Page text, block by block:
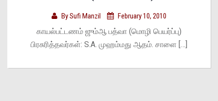
BySufi Manzil February 10, 2010
காயல்பட்டணம் ஜும்ஆ பத்வா (மொழி பெயர்ப்பு)
பிரசுரித்தவர்கள்: S.A. முஹம்மது ஆதம். சாளை […]